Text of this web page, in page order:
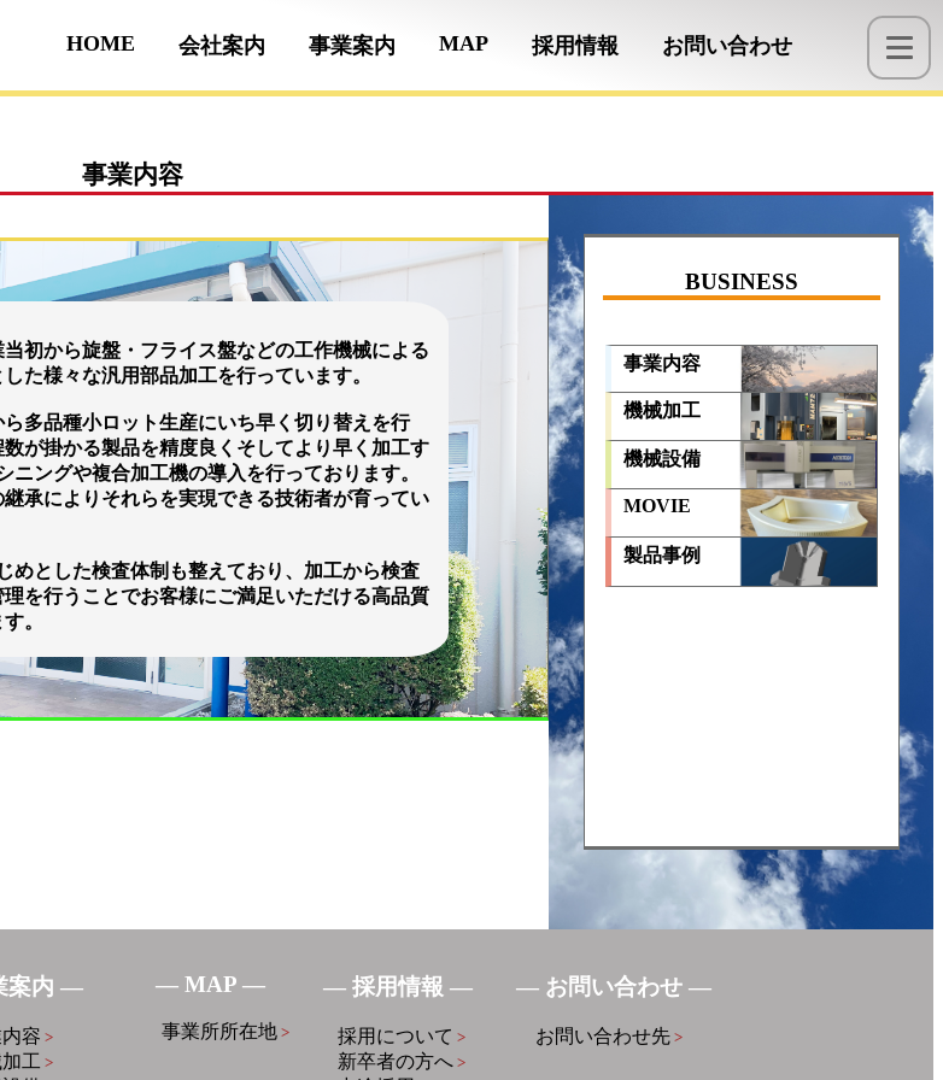
HOME 会社案内 事業案内 MAP 採用情報 お問い合わせ
事業内容
初から旋盤・フライス盤などの工作機械による
た様々な汎用部品加工を行っています。
多品種小ロット生産にいち早く切り替えを行
が掛かる製品を精度良くそしてより早く加工す
ニングや複合加工機の導入を行っております。
承によりそれらを実現できる技術者が育ってい
めとした検査体制も整えており、加工から検査
理を行うことでお客様にご満足いただける高品質
。
BUSINESS
事業内容
機械加工
機械設備
MOVIE
製品事例
案内 ―
容 >
工 >
― MAP ―
事業所所在地 >
― 採用情報 ―
採用について >
新卒者の方へ >
― お問い合わせ ―
お問い合わせ先 >